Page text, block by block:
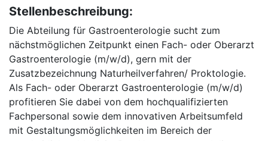
Stellenbeschreibung:
Die Abteilung für Gastroenterologie sucht zum
nächstmöglichen Zeitpunkt einen Fach- oder Oberarzt
Gastroenterologie (m/w/d), gern mit der
Zusatzbezeichnung Naturheilverfahren/ Proktologie.
Als Fach- oder Oberarzt Gastroenterologie (m/w/d)
profitieren Sie dabei von dem hochqualifizierten
Fachpersonal sowie dem innovativen Arbeitsumfeld
mit Gestaltungsmöglichkeiten im Bereich der